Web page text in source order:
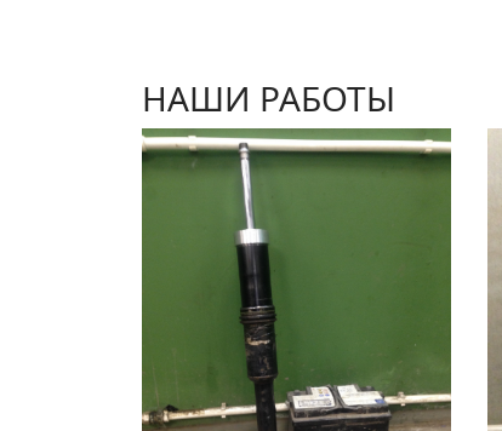
НАШИ РАБОТЫ